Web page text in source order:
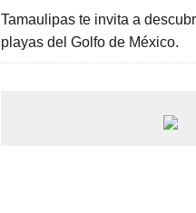
Tamaulipas te invita a
playas del Golfo de México.